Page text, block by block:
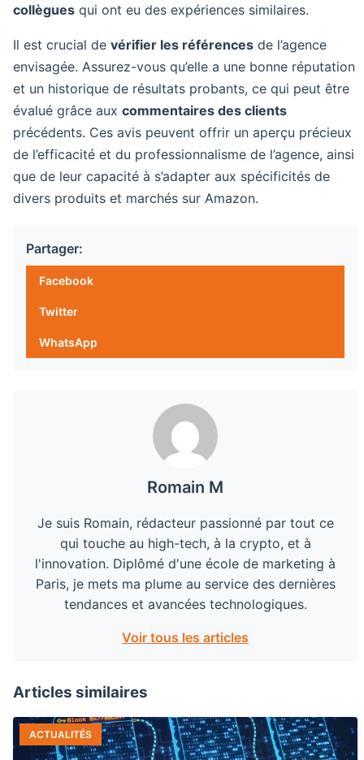
collègues qui ont eu des expériences similaires.
Il est crucial de vérifier les références de l’agence
envisagée. Assurez-vous qu’elle a une bonne réputation
et un historique de résultats probants, ce qui peut être
évalué grâce aux commentaires des clients
précédents. Ces avis peuvent offrir un aperçu précieux
de l’efficacité et du professionnalisme de l’agence, ainsi
que de leur capacité à s’adapter aux spécificités de
divers produits et marchés sur Amazon.
Partager:
Facebook
Twitter
WhatsApp
Romain M
Je suis Romain, rédacteur passionné par tout ce
qui touche au high-tech, à la crypto, et à
l'innovation. Diplômé d'une école de marketing à
Paris, je mets ma plume au service des dernières
tendances et avancées technologiques.
Voir tous les articles
Articles similaires
ACTUALITÉS